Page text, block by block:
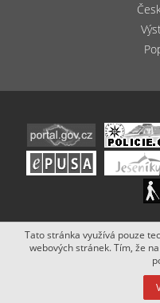
Copyright (c) 2020 - 2019
Tato stránka využívá pouze
webových stránek. Tím, že